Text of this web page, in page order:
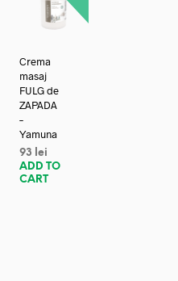
Crema
masaj
FULG de
ZAPADA
–
Yamuna
93
lei
ADD TO
CART